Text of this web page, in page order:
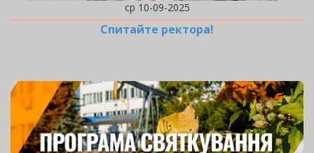
ср 10-09-2025
Спитайте ректора!